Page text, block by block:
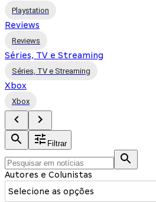
Playstation
Reviews
Reviews
Séries, TV e Streaming
Séries, TV e Streaming
Xbox
Xbox
Filtrar
Autores e Colunistas
Selecione as opções